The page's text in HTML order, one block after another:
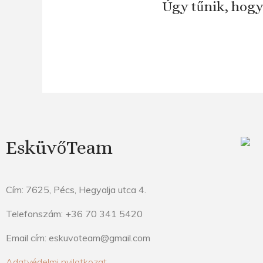
Úgy tűnik,
EsküvőTeam
Cím: 7625, Pécs, Hegyalja utca 4.
Telefonszám: +36 70 341 5420
Email cím: eskuvoteam@gmail.com